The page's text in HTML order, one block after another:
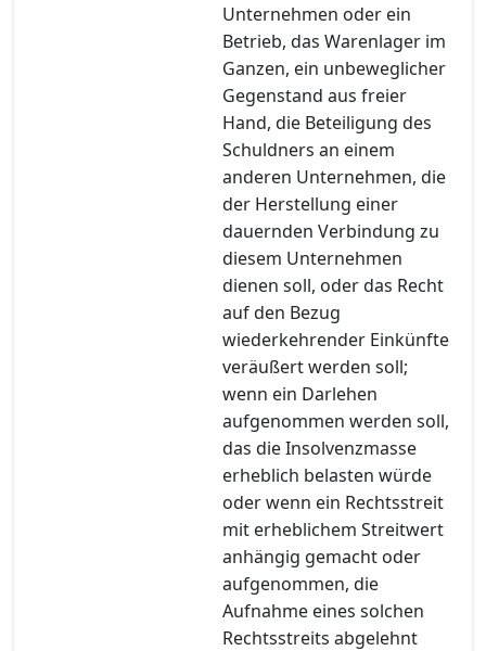
Unternehmen oder ein
Betrieb, das Warenlager im
Ganzen, ein unbeweglicher
Gegenstand aus freier
Hand, die Beteiligung des
Schuldners an einem
anderen Unternehmen, die
der Herstellung einer
dauernden Verbindung zu
diesem Unternehmen
dienen soll, oder das Recht
auf den Bezug
wiederkehrender Einkünfte
veräußert werden soll;
wenn ein Darlehen
aufgenommen werden soll,
das die Insolvenzmasse
erheblich belasten würde
oder wenn ein Rechtsstreit
mit erheblichem Streitwert
anhängig gemacht oder
aufgenommen, die
Aufnahme eines solchen
Rechtsstreits abgelehnt